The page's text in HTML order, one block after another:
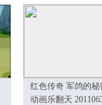
红色传奇 军鸽的秘
动画乐翻天